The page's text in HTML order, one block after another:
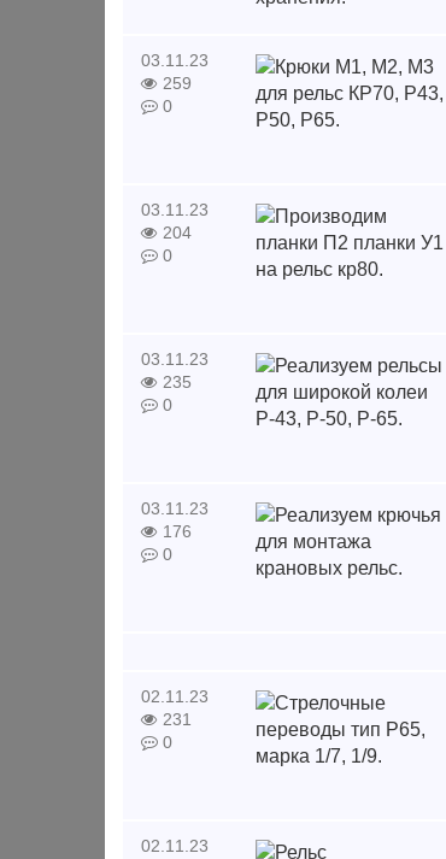
03.11.23
259
0
03.11.23
204
0
03.11.23
235
0
03.11.23
176
0
02.11.23
231
0
02.11.23